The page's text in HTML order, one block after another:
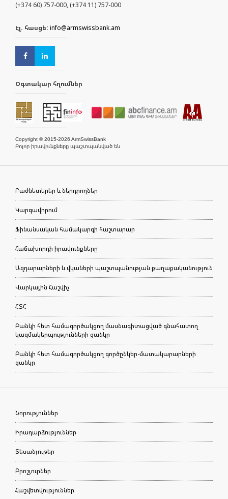
(+374 60) 757-000, (+374 11) 757-000
Էլ. հասցե: info@armswissbank.am
Օգտակար հղումներ
Copyright © 2015-2026 ArmSwissBank
Բոլոր իրավունքները պաշտպանված են
Բաժնետերեր և ներդրողներ
Կարգավորում
Ֆինանսական համակարգի հաշտարար
Հաճախորդի իրավունքները
Ազդարարների և վկաների պաշտպանության քաղաքականություն
Վարկային Հաշվիչ
ՀՏՀ
Բանկի հետ համագործակցող մասնագիտացված գնահատող
կազմակերպությունների ցանկը
Բանկի հետ համագործակցող գործընկեր-մատակարարների
ցանկը
Նորություններ
Իրադարձություններ
Տեսանյութեր
Բրոշյուրներ
Հաշվետվություններ